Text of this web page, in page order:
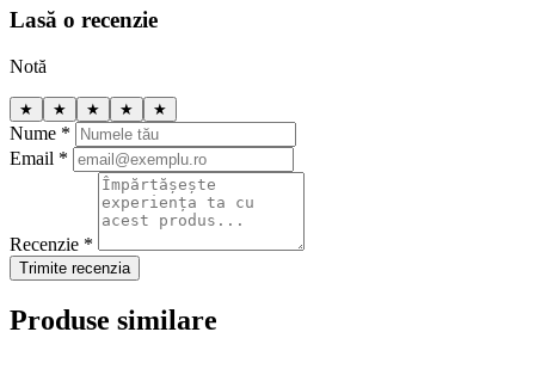
Lasă o recenzie
Notă
★ ★ ★ ★ ★
Nume *
Email *
Recenzie *
Trimite recenzia
Produse similare